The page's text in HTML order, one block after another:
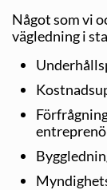
Något som vi
vägledning i